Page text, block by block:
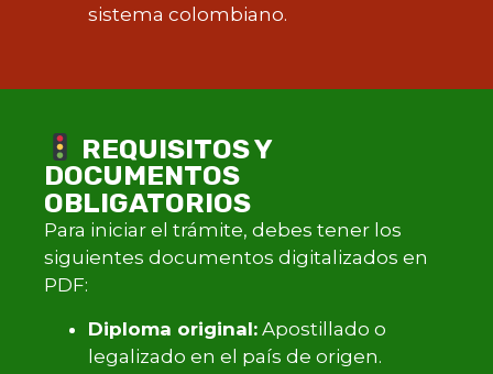
sistema colombiano.
REQUISITOS Y
DOCUMENTOS
OBLIGATORIOS
Para iniciar el trámite, debes tener los
siguientes documentos digitalizados en
PDF:
Diploma original: Apostillado o
legalizado en el país de origen.